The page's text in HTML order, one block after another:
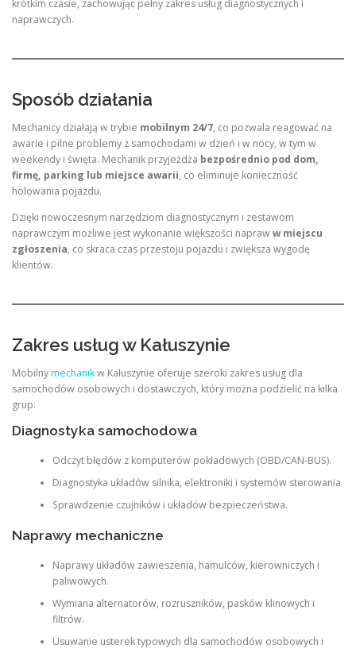
krótkim czasie, zachowując pełny zakres usług diagnostycznych i
naprawczych.
Sposób działania
Mechanicy działają w trybie mobilnym 24/7, co pozwala reagować na
awarie i pilne problemy z samochodami w dzień i w nocy, w tym w
weekendy i święta. Mechanik przyjeżdża bezpośrednio pod dom,
firmę, parking lub miejsce awarii, co eliminuje konieczność
holowania pojazdu.
Dzięki nowoczesnym narzędziom diagnostycznym i zestawom
naprawczym możliwe jest wykonanie większości napraww miejscu
zgłoszenia, co skraca czas przestoju pojazdu i zwiększa wygodę
klientów.
Zakres usług w Kałuszynie
Mobilnymechanikw Kałuszynie oferuje szeroki zakres usług dla
samochodów osobowych i dostawczych, który można podzielić na kilka
grup:
Diagnostyka samochodowa
Odczyt błędów z komputerów pokładowych (OBD/CAN-BUS).
Diagnostyka układów silnika, elektroniki i systemów sterowania.
Sprawdzenie czujników i układów bezpieczeństwa.
Naprawy mechaniczne
Naprawy układów zawieszenia, hamulców, kierowniczych i
paliwowych.
Wymiana alternatorów, rozruszników, pasków klinowych i
filtrów.
Usuwanie usterek typowych dla samochodów osobowych i